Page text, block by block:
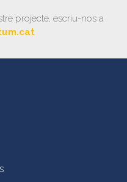
projecte, escriu-nos a